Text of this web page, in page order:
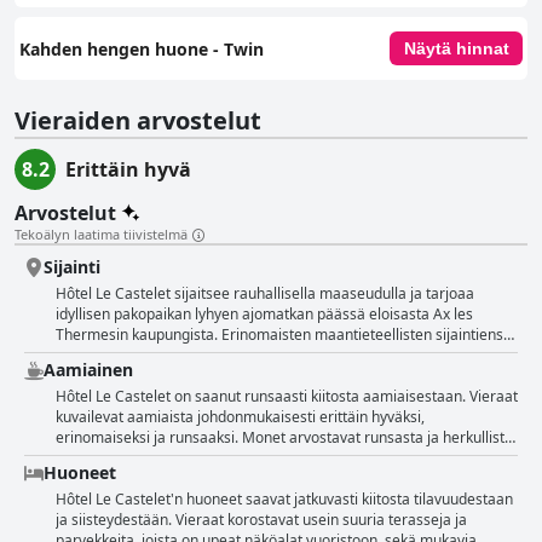
Kahden hengen huone - Twin Näytä hinnat
Vieraiden arvostelut
8.2
Erittäin hyvä
Arvostelut
Tekoälyn laatima tiivistelmä
Sijainti
Hôtel Le Castelet sijaitsee rauhallisella maaseudulla ja tarjoaa
idyllisen pakopaikan lyhyen ajomatkan päässä eloisasta Ax les
Thermesin kaupungista. Erinomaisten maantieteellisten sijaintiensa
ansiosta hotelli toimii kätevänä tukikohtana niin hiihtoharrastajille,
patikoijille kuin luonnon ystävillekin. Vieraat arvostavat upeita
vuoristonäkymiä ja läheisyyttä kauniisiin kävelyreitteihin, mikä tekee
siitä ihanteellisen paikan ulkoilun ystäville. Hotellin sijainti tarjoaa
tasapainon rauhallisuuden ja saavutettavuuden välillä. Se on
sijoitettu riittävän kauas kaupungin melusta tarjotakseen rauhallisen
pakopaikan, mutta on silti lähellä Ax les Thermesia, jotta hiihtohissit,
ravintolat ja kaupat ovat helposti saavutettavissa. Rauhallinen ja
hiljainen ympäristö edistävät suuresti rentouttavaa ilmapiiriä, joka
Aamiainen
Hôtel Le Castelet on saanut runsaasti kiitosta aamiaisestaan. Vieraat
kuvailevat aamiaista johdonmukaisesti erittäin hyväksi,
erinomaiseksi ja runsaaksi. Monet arvostavat runsasta ja herkullista
valikoimaa, korostaen usein aterian runsasta ja kattavaa luonnetta.
Leivonnaiset, erityisesti croissantit, saavat kiitosta maustaan.
Arvostelijat huomauttavat usein laadusta ja vastineesta rahalle, ja
kohtuullinen hinnoittelu mainitaan useita kertoja. Aamiaiskokemusta
Huoneet
Hôtel Le Castelet'n huoneet saavat jatkuvasti kiitosta tilavuudestaan
ja siisteydestään. Vieraat korostavat usein suuria terasseja ja